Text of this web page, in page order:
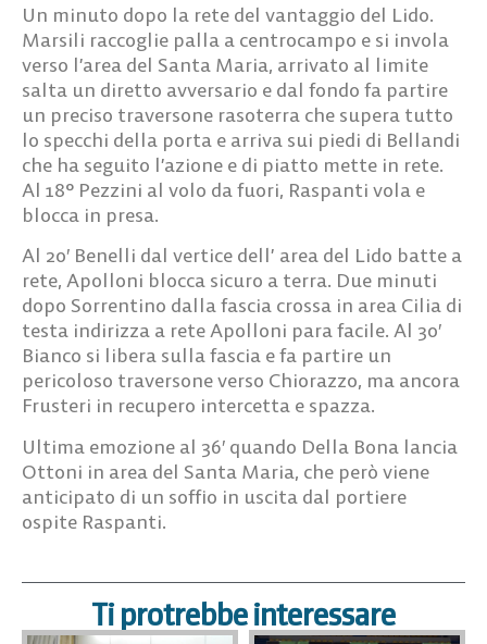
Un minuto dopo la rete del vantaggio del Lido.
Marsili raccoglie palla a centrocampo e si invola
verso l’area del Santa Maria, arrivato al limite
salta un diretto avversario e dal fondo fa partire
un preciso traversone rasoterra che supera tutto
lo specchi della porta e arriva sui piedi di Bellandi
che ha seguito l’azione e di piatto mette in rete.
Al 18° Pezzini al volo da fuori, Raspanti vola e
blocca in presa.
Al 20′ Benelli dal vertice dell’ area del Lido batte a
rete, Apolloni blocca sicuro a terra. Due minuti
dopo Sorrentino dalla fascia crossa in area Cilia di
testa indirizza a rete Apolloni para facile. Al 30′
Bianco si libera sulla fascia e fa partire un
pericoloso traversone verso Chiorazzo, ma ancora
Frusteri in recupero intercetta e spazza.
Ultima emozione al 36′ quando Della Bona lancia
Ottoni in area del Santa Maria, che però viene
anticipato di un soffio in uscita dal portiere
ospite Raspanti.
Ti protrebbe interessare